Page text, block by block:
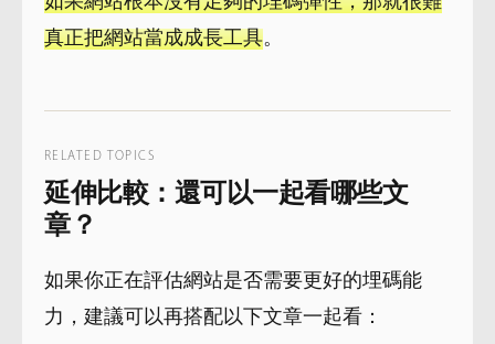
真正把網站當成成長工具。
RELATED TOPICS
延伸比較：還可以一起看哪些文
章？
如果你正在評估網站是否需要更好的埋碼能
力，建議可以再搭配以下文章一起看：